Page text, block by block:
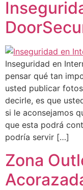
Inseguridad en
pensar qué tan
usted publicar
decirle, es que
si le aconsejamos
que esta podrá
podría servir […]
Zona